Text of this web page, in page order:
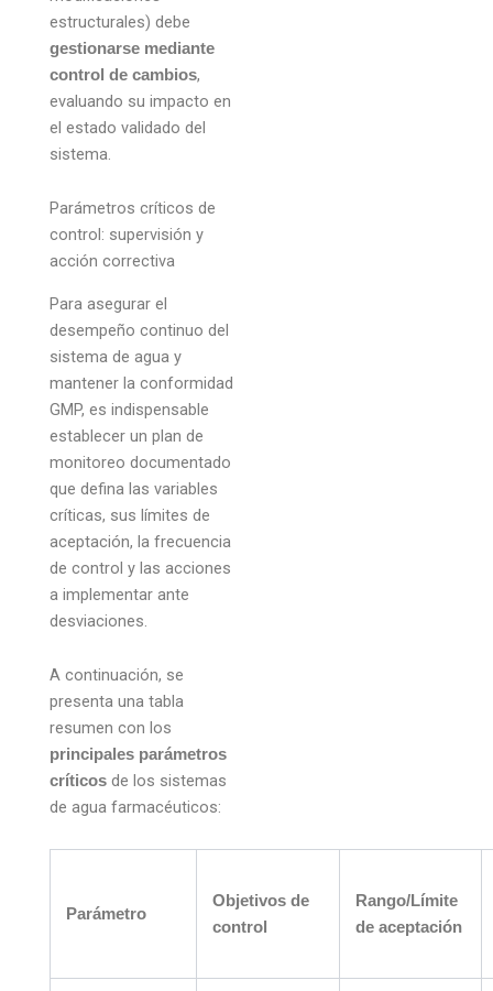
estructurales) debe
gestionarse mediante
control de cambios,
evaluando su impacto en
el estado validado del
sistema.
Parámetros críticos de
control: supervisión y
acción correctiva
Para asegurar el
desempeño continuo del
sistema de agua y
mantener la conformidad
GMP, es indispensable
establecer un plan de
monitoreo documentado
que defina las variables
críticas, sus límites de
aceptación, la frecuencia
de control y las acciones
a implementar ante
desviaciones.
A continuación, se
presenta una tabla
resumen con los
principales parámetros
críticosde los sistemas
de agua farmacéuticos:
Parámetro
Objetivos de
control
Rango/Límite
de aceptación